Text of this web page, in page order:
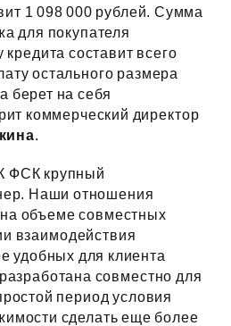
1 098 000 рублей. Сумма
для покупателя
составит всего
остального размера
берет на себя
коммерческий директор
.
ФСК крупный
Наши отношения
объеме совместных
взаимодействия
удобных для клиента
совместно для
период условия
сделать еще более